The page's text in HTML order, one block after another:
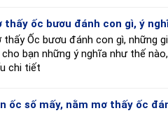
thấy ốc bươu đánh con gì, ý
thấy Ốc bươu đánh con gì, những
bạn những ý nghĩa như thế
chi tiết
ốc số mấy, nằm mơ thấy ốc